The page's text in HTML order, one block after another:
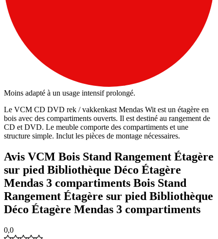
Moins adapté à un usage intensif prolongé.
Le VCM CD DVD rek / vakkenkast Mendas Wit est un étagère en
bois avec des compartiments ouverts. Il est destiné au rangement de
CD et DVD. Le meuble comporte des compartiments et une
structure simple. Inclut les pièces de montage nécessaires.
Avis VCM Bois Stand Rangement Étagère
sur pied Bibliothèque Déco Étagère
Mendas 3 compartiments Bois Stand
Rangement Étagère sur pied Bibliothèque
Déco Étagère Mendas 3 compartiments
0,0